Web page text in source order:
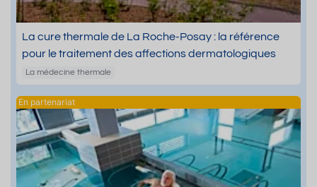
La cure thermale de La Roche-Posay : la référence
pour le traitement des affections dermatologiques
La médecine thermale